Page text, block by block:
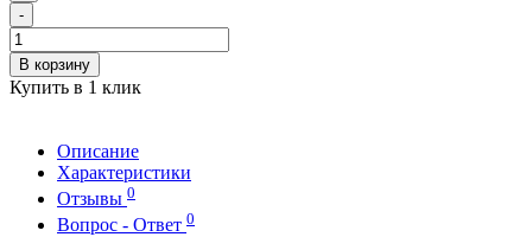
-
В корзину
Купить в 1 клик
Описание
Характеристики
Отзывы 0
Вопрос - Ответ 0